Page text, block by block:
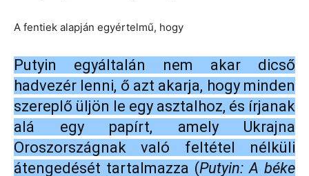
A fentiek alapján egyértelmű, hogy
Putyin egyáltalán nem akar dicső
hadvezér lenni, ő azt akarja, hogy minden
szereplő üljön le egy asztalhoz, és írjanak
alá egy papírt, amely Ukrajna
Oroszországnak való feltétel nélküli
átengedését tartalmazza (Putyin: A béke